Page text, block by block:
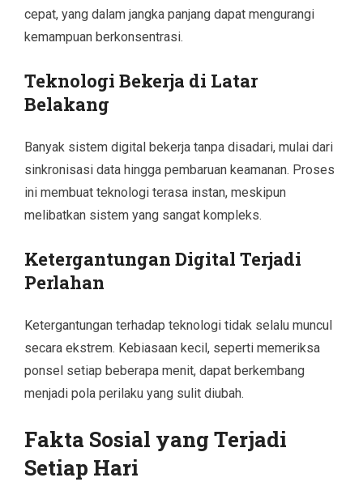
cepat, yang dalam jangka panjang dapat mengurangi
kemampuan berkonsentrasi.
Teknologi Bekerja di Latar
Belakang
Banyak sistem digital bekerja tanpa disadari, mulai dari
sinkronisasi data hingga pembaruan keamanan. Proses
ini membuat teknologi terasa instan, meskipun
melibatkan sistem yang sangat kompleks.
Ketergantungan Digital Terjadi
Perlahan
Ketergantungan terhadap teknologi tidak selalu muncul
secara ekstrem. Kebiasaan kecil, seperti memeriksa
ponsel setiap beberapa menit, dapat berkembang
menjadi pola perilaku yang sulit diubah.
Fakta Sosial yang Terjadi
Setiap Hari